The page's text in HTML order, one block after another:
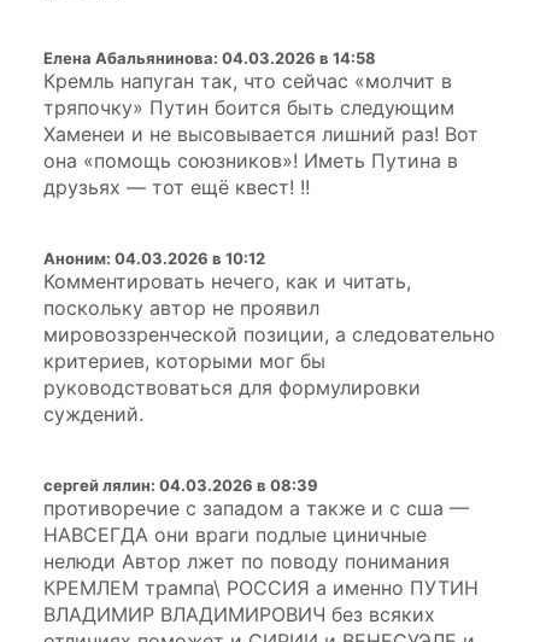
Елена Абальянинова: 04.03.2026 в 14:58
Кремль напуган так, что сейчас «молчит в
тряпочку» Путин боится быть следующим
Хаменеи и не высовывается лишний раз! Вот
она «помощь союзников»! Иметь Путина в
друзьях — тот ещё квест! !!
Аноним: 04.03.2026 в 10:12
Комментировать нечего, как и читать,
поскольку автор не проявил
мировоззренческой позиции, а следовательно
критериев, которыми мог бы
руководствоваться для формулировки
суждений.
сергей лялин: 04.03.2026 в 08:39
противоречие с западом а также и с сша —
НАВСЕГДА они враги подлые циничные
нелюди Автор лжет по поводу понимания
КРЕМЛЕМ трампа\ РОССИЯ а именно ПУТИН
ВЛАДИМИР ВЛАДИМИРОВИЧ без всяких